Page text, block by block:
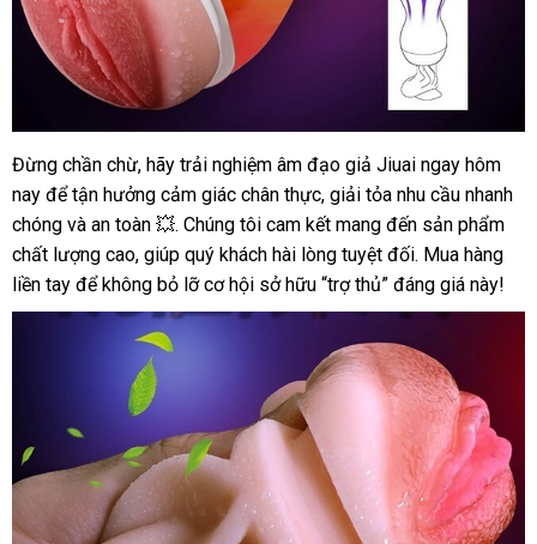
Âm
Đạo
Giả
Ngụy
Trang
Jiuai
Đừng chần chừ, hãy trải nghiệm âm đạo giả Jiuai ngay hôm
nay để tận hưởng cảm giác chân thực, giải tỏa nhu cầu nhanh
chóng và an toàn 💥. Chúng tôi cam kết mang đến sản phẩm
chất lượng cao, giúp quý khách hài lòng tuyệt đối. Mua hàng
liền tay để không bỏ lỡ cơ hội sở hữu “trợ thủ” đáng giá này!